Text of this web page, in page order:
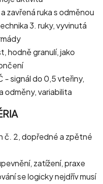
zavřená ruka s odměnou
3. ruky, vyvinutá
hodně granulí, jako
- signál do 0,5 vteřiny,
odměny, variabilita
č. 2, dopředné a zpětné
zatížení, praxe
se logicky nejdřív musí